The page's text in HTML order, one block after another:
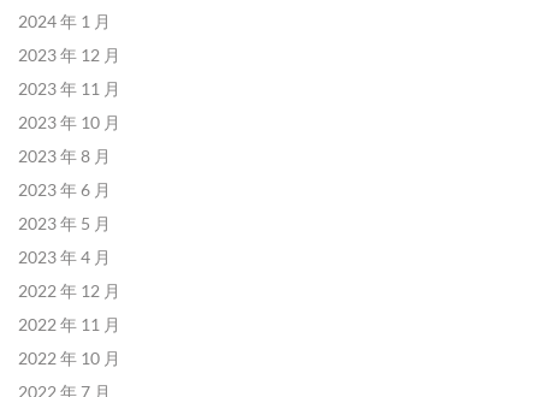
2024 年 1 月
2023 年 12 月
2023 年 11 月
2023 年 10 月
2023 年 8 月
2023 年 6 月
2023 年 5 月
2023 年 4 月
2022 年 12 月
2022 年 11 月
2022 年 10 月
2022 年 7 月